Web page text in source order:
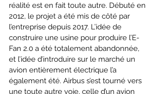
réalité est en fait toute autre. Débuté en
2012, le projet a été mis de côté par
l’entreprise depuis 2017. L’idée de
construire une usine pour produire l’E-
Fan 2.0 a été totalement abandonnée,
et l’idée d’introduire sur le marché un
avion entièrement électrique l’a
également été. Airbus s’est tourné vers
une toute autre voie, celle d’un avion